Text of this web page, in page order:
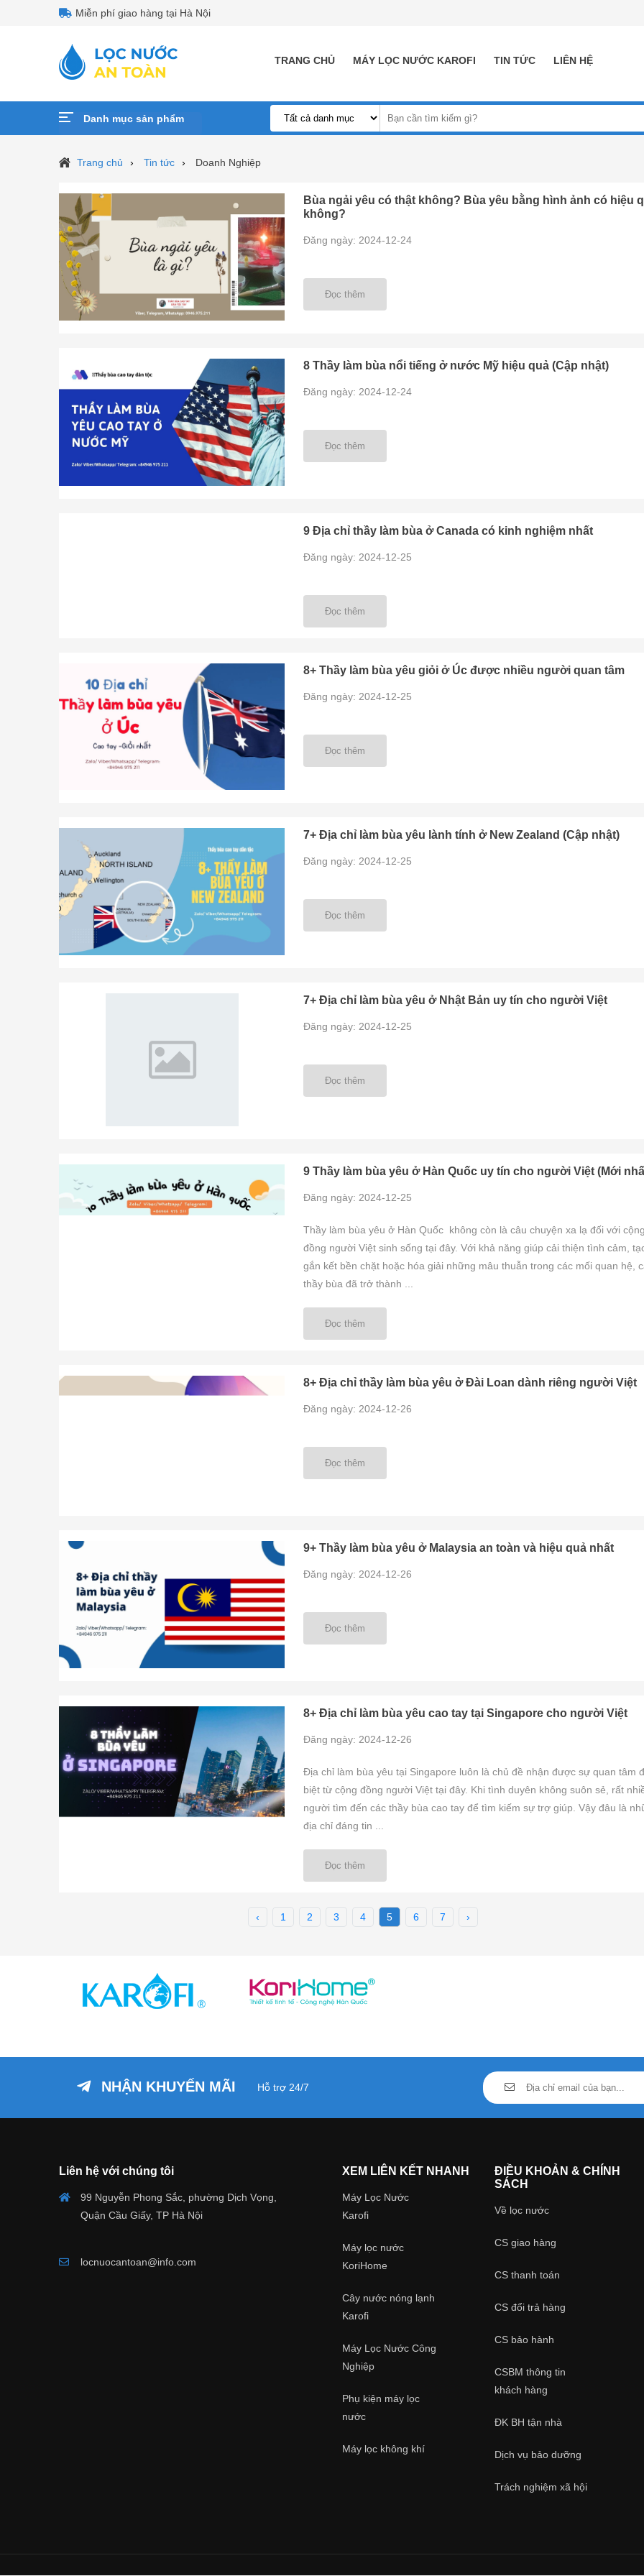
Miễn phí giao hàng tại Hà Nội
TRANG CHỦ MÁY LỌC NƯỚC KAROFI TIN TỨC LIÊN HỆ
Danh mục sản phẩm
Trang chủ Tin tức Doanh Nghiệp
Bùa ngải yêu có thật không? Bùa yêu bằng hình ảnh có hiệu
không?
Đăng ngày: 2024-12-24
Đọc thêm
8 Thầy làm bùa nổi tiếng ở nước Mỹ hiệu quả (Cập nhật)
Đăng ngày: 2024-12-24
Đọc thêm
9 Địa chỉ thầy làm bùa ở Canada có kinh nghiệm nhất
Đăng ngày: 2024-12-25
Đọc thêm
8+ Thầy làm bùa yêu giỏi ở Úc được nhiều người quan tâm
Đăng ngày: 2024-12-25
Đọc thêm
7+ Địa chỉ làm bùa yêu lành tính ở New Zealand (Cập nhật)
Đăng ngày: 2024-12-25
Đọc thêm
7+ Địa chỉ làm bùa yêu ở Nhật Bản uy tín cho người Việt
Đăng ngày: 2024-12-25
Đọc thêm
9 Thầy làm bùa yêu ở Hàn Quốc uy tín cho người Việt (Mới
Đăng ngày: 2024-12-25
Thầy làm bùa yêu ở Hàn Quốc không còn là câu chuyện xa lạ đối với cộng
đồng người Việt sinh sống tại đây. Với khả năng giúp cải thiện tình cảm,
gắn kết bền chặt hoặc hóa giải những mâu thuẫn trong các mối quan hệ,
thầy bùa đã trở thành ...
Đọc thêm
8+ Địa chỉ thầy làm bùa yêu ở Đài Loan dành riêng người Việt
Đăng ngày: 2024-12-26
Đọc thêm
9+ Thầy làm bùa yêu ở Malaysia an toàn và hiệu quả nhất
Đăng ngày: 2024-12-26
Đọc thêm
8+ Địa chỉ làm bùa yêu cao tay tại Singapore cho người Việt
Đăng ngày: 2024-12-26
Địa chỉ làm bùa yêu tại Singapore luôn là chủ đề nhận được sự quan tâm
biệt từ cộng đồng người Việt tại đây. Khi tình duyên không suôn sẻ, rất
người tìm đến các thầy bùa cao tay để tìm kiếm sự trợ giúp. Vậy đâu là
địa chỉ đáng tin ...
Đọc thêm
‹ 1 2 3 4 5 6 7 ›
NHẬN KHUYẾN MÃI Hỗ trợ 24/7
Liên hệ với chúng tôi
99 Nguyễn Phong Sắc, phường Dịch Vọng,
Quận Cầu Giấy, TP Hà Nội
locnuocantoan@info.com
XEM LIÊN KẾT NHANH
Máy Lọc Nước
Karofi
Máy lọc nước
KoriHome
Cây nước nóng lạnh
Karofi
Máy Lọc Nước Công
Nghiệp
Phụ kiện máy lọc
nước
Máy lọc không khí
ĐIỀU KHOẢN & CHÍNH
SÁCH
Về lọc nước
CS giao hàng
CS thanh toán
CS đổi trả hàng
CS bảo hành
CSBM thông tin
khách hàng
ĐK BH tận nhà
Dịch vụ bảo dưỡng
Trách nghiệm xã hội